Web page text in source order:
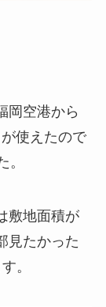
岡空港から
使えたので
。
敷地面積が
見たかった
。